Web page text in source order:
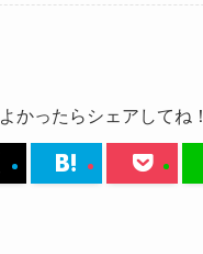
よかったらシェアしてね！